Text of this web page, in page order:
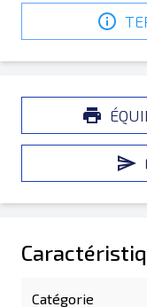
Catégorie